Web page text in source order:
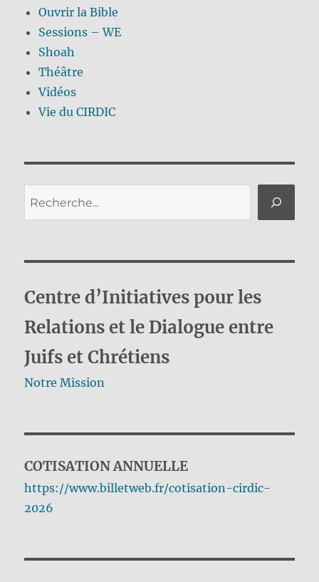
Ouvrir la Bible
Sessions – WE
Shoah
Théâtre
Vidéos
Vie du CIRDIC
Centre d’Initiatives pour les
Relations et le Dialogue entre
Juifs et Chrétiens
Notre Mission
COTISATION ANNUELLE
https://www.billetweb.fr/cotisation-cirdic-
2026